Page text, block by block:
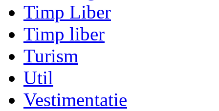
Timp Liber
Timp liber
Turism
Util
Vestimentatie